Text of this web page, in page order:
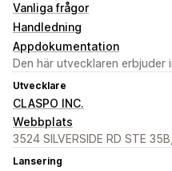
Vanliga frågor
Handledning
Appdokumentation
Den här utvecklaren
Utvecklare
CLASPO INC.
Webbplats
3524 SILVERSIDE RD STE
Lansering